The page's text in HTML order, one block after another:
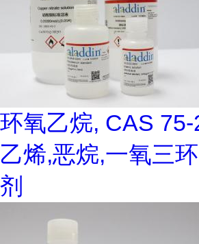
环氧乙烷, CAS
乙烯,恶烷,一氧三
剂